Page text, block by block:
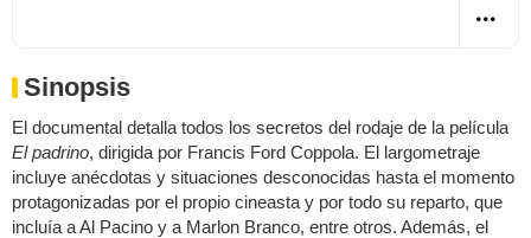
Sinopsis
El documental detalla todos los secretos del rodaje de la película
El padrino, dirigida por Francis Ford Coppola. El largometraje
incluye anécdotas y situaciones desconocidas hasta el momento
protagonizadas por el propio cineasta y por todo su reparto, que
incluía a Al Pacino y a Marlon Branco, entre otros. Además, el